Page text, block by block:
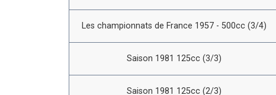
Les championnats de France 1957 - 500cc (3/4)
Saison 1981 125cc (3/3)
Saison 1981 125cc (2/3)